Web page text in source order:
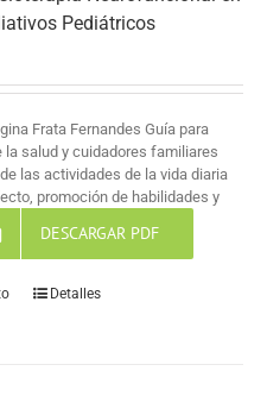
Pediátricos
Frata Fernandes Guía para
la salud y cuidadores familiares
las actividades de la vida diaria
promoción de habilidades y
DESCARGAR PDF
Detalles